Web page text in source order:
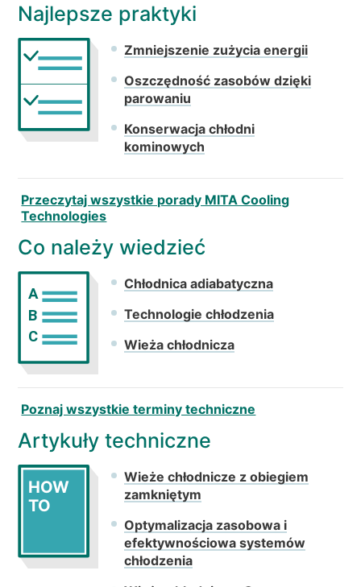
Najlepsze praktyki
Zmniejszenie zużycia energii
Oszczędność zasobów dzięki
parowaniu
Konserwacja chłodni
kominowych
Przeczytaj wszystkie porady MITA Cooling
Technologies
Co należy wiedzieć
A
B
C
Chłodnica adiabatyczna
Technologie chłodzenia
Wieża chłodnicza
Poznaj wszystkie terminy techniczne
Artykuły techniczne
HOW
TO
Wieże chłodnicze z obiegiem
zamkniętym
Optymalizacja zasobowa i
efektywnościowa systemów
chłodzenia